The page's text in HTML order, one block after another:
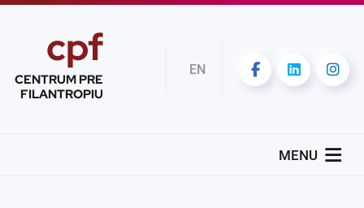
cpf
CENTRUM PRE
FILANTROPIU
EN
MENU